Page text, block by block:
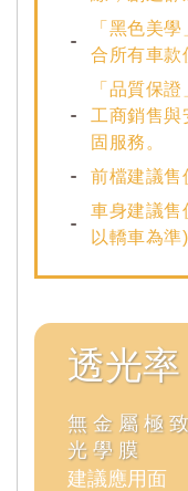
「黑色美
合所有車款
「品質保
工商銷售與
固服務。
前檔建議售
車身建議售
以轎車為準)
透光率
無金屬極
光學膜
建議應用面